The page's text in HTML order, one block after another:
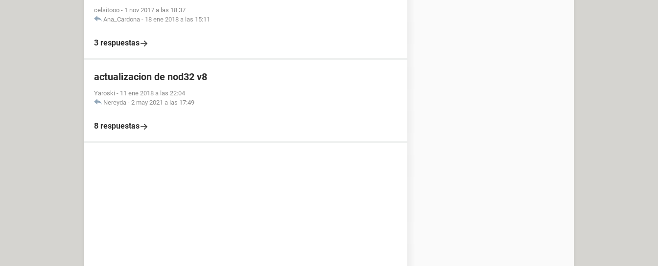
celsitooo - 1 nov 2017 a las 18:37
Ana_Cardona - 18 ene 2018 a las 15:11
3 respuestas
actualizacion de nod32 v8
Yaroski - 11 ene 2018 a las 22:04
Nereyda - 2 may 2021 a las 17:49
8 respuestas